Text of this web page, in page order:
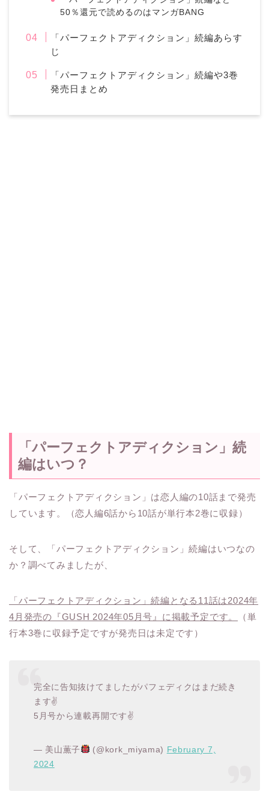
50％還元で読めるのはマンガBANG
「パーフェクトアディクション」続編あらす
じ
「パーフェクトアディクション」続編や3巻
発売日まとめ
「パーフェクトアディクション」続
編はいつ？
「パーフェクトアディクション」は恋人編の10話まで発売
しています。（恋人編6話から10話が単行本2巻に収録）
そして、「パーフェクトアディクション」続編はいつなの
か？調べてみましたが、
「パーフェクトアディクション」続編となる11話は2024年
4月発売の『GUSH 2024年05月号』に掲載予定です。
（単
行本3巻に収録予定ですが発売日は未定です）
完全に告知抜けてましたがパフェディクはまだ続き
ます✌️
5月号から連載再開です✌️
— 美山薫子 (@kork_miyama) February 7,
2024